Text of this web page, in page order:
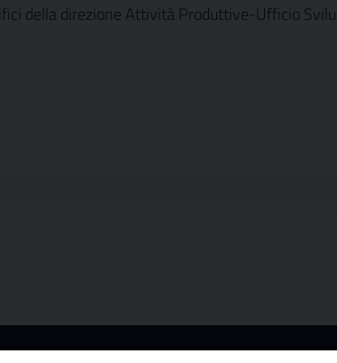
della direzione Attività Produttive-Ufficio